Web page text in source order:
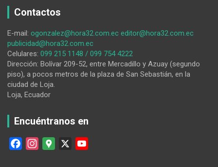
Contactos
E-mail: ogonzalez@hora32.com.ec editor@hora32.com.ec
publicidad@hora32.com.ec
Celulares: 099 215 1148 / 099 754 4222
Dirección: Bolívar 209-52, entre Mercadillo y Azuay (segundo
piso), a pocos metros de la plaza de San Sebastián, en la
ciudad de Loja.
Loja, Ecuador
Encuéntranos en